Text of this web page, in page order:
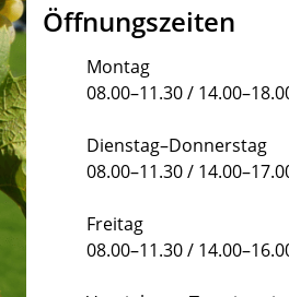
Öffnungszeiten
Montag
08.00–11.30 /
Dienstag–Donnerstag
08.00–11.30 /
Freitag
08.00–11.30 /